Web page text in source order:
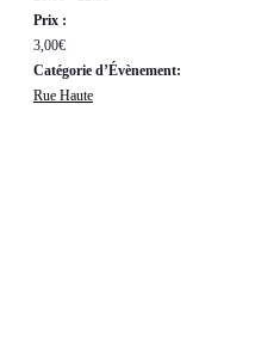
Prix :
3,00€
Catégorie d’Évènement:
Rue Haute